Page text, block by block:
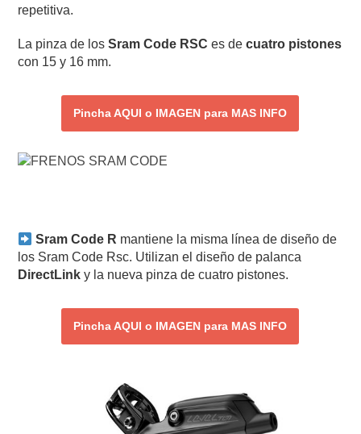
repetitiva.
La pinza de losSram Code RSC es decuatro pistones
con 15 y 16 mm.
Pincha AQUI o IMAGEN para MAS INFO
Sram Code R mantiene la misma línea de diseño de
los Sram Code Rsc. Utilizan el diseño de palanca
DirectLinky la nueva pinza de cuatro pistones.
Pincha AQUI o IMAGEN para MAS INFO